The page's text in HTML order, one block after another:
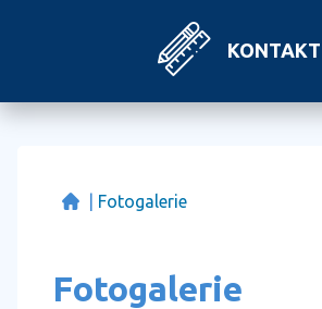
Fotogalerie
Fotogalerie